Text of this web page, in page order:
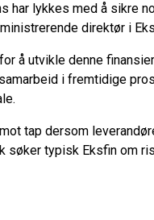
har lykkes med å sikre
direktør i
å utvikle denne
i fremtidige
tap dersom
typisk Eksfin om